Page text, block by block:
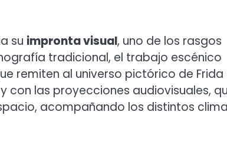
su impronta visual, uno de los rasgos
tradicional, el trabajo escénico
remiten al universo pictórico de Frida
con las proyecciones audiovisuales,
acompañando los distintos